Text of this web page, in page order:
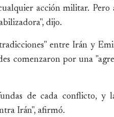
acción militar.
dijo.
entre Irán y
comenzaron por una
de cada conflicto, y
Irán", afirmó.